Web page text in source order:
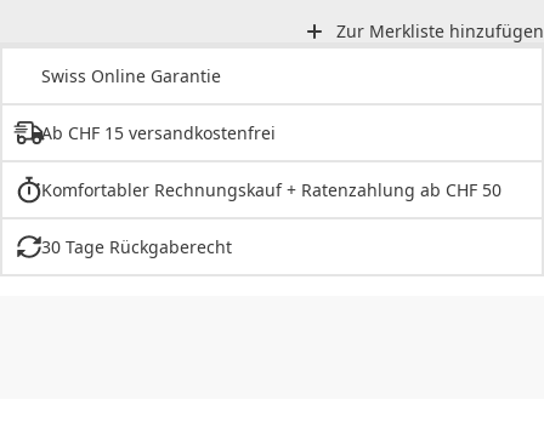
Zur Merkliste hinzufügen
Swiss Online Garantie
Ab CHF 15 versandkostenfrei
Komfortabler Rechnungskauf + Ratenzahlung ab CHF 50
30 Tage Rückgaberecht